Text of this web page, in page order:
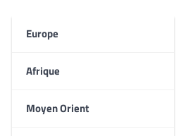
Europe
Afrique
Moyen Orient